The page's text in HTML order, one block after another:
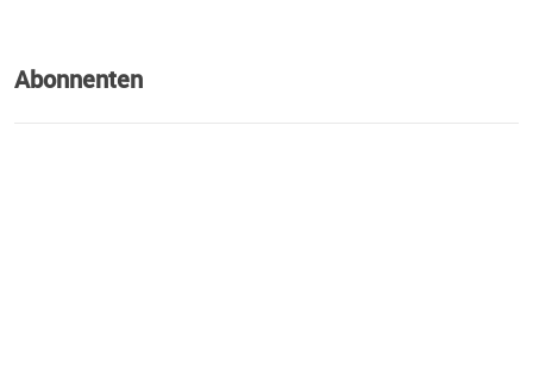
Abonnenten